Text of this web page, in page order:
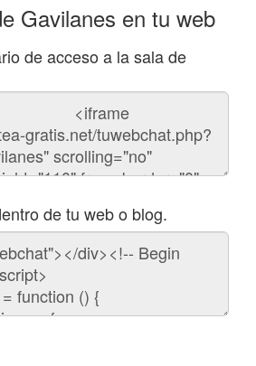
Gavilanes en tu web
de acceso a la sala de
de tu web o blog.